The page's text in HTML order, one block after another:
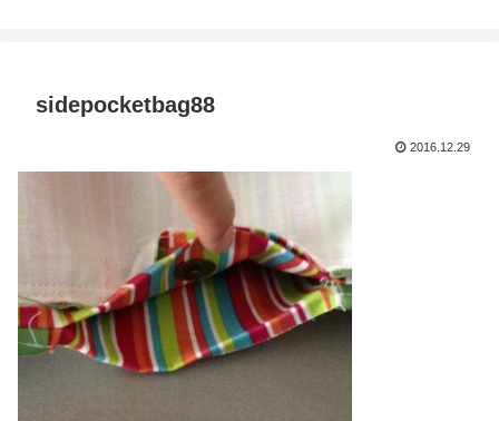
sidepocketbag88
2016.12.29